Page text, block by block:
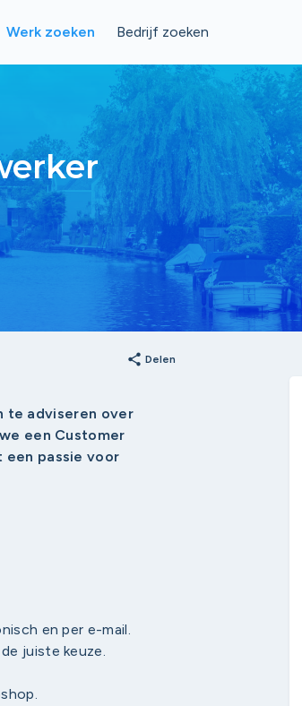
Werk zoeken Bedrijf zoeken
share Delen
te adviseren over
een Customer
passie voor
en per e-mail.
juiste keuze.